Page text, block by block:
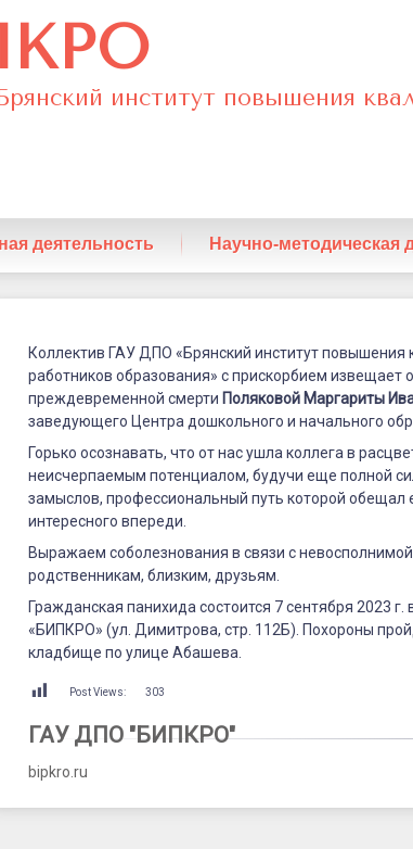
институт повышения
второстепенный
деятельность Научно-методическая
Маргариты
Ивановны
Поляковой
ГАУ ДПО "БИПКРО"
Коллектив ГАУ ДПО «Брянский институт повышения
работников образования» с прискорбием извещает о
преждевременной смерти Поляковой Маргариты
заведующего Центра дошкольного и начального
Горько осознавать, что от нас ушла коллега в
неисчерпаемым потенциалом, будучи еще полной
замыслов, профессиональный путь которой обещал
интересного впереди.
Выражаем соболезнования в связи с
родственникам, близким, друзьям.
Гражданская панихида состоится 7 сентября 2023
«БИПКРО» (ул. Димитрова, стр. 112Б). Похороны
кладбище по улице Абашева.
Post Views: 303
ГАУ ДПО "БИПКРО"
bipkro.ru